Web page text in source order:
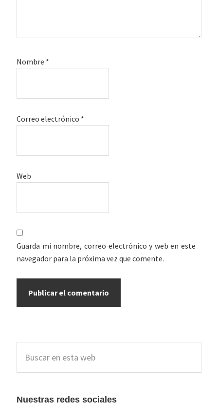
Nombre *
Correo electrónico *
Web
Guarda mi nombre, correo electrónico y web en este
navegador para la próxima vez que comente.
Barra
lateral
esta
Nuestras redes sociales